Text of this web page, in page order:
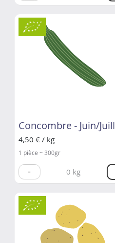
Concombre - Juin/Juill
4,50 € / kg
1 pièce ~ 300gr
- 0 kg